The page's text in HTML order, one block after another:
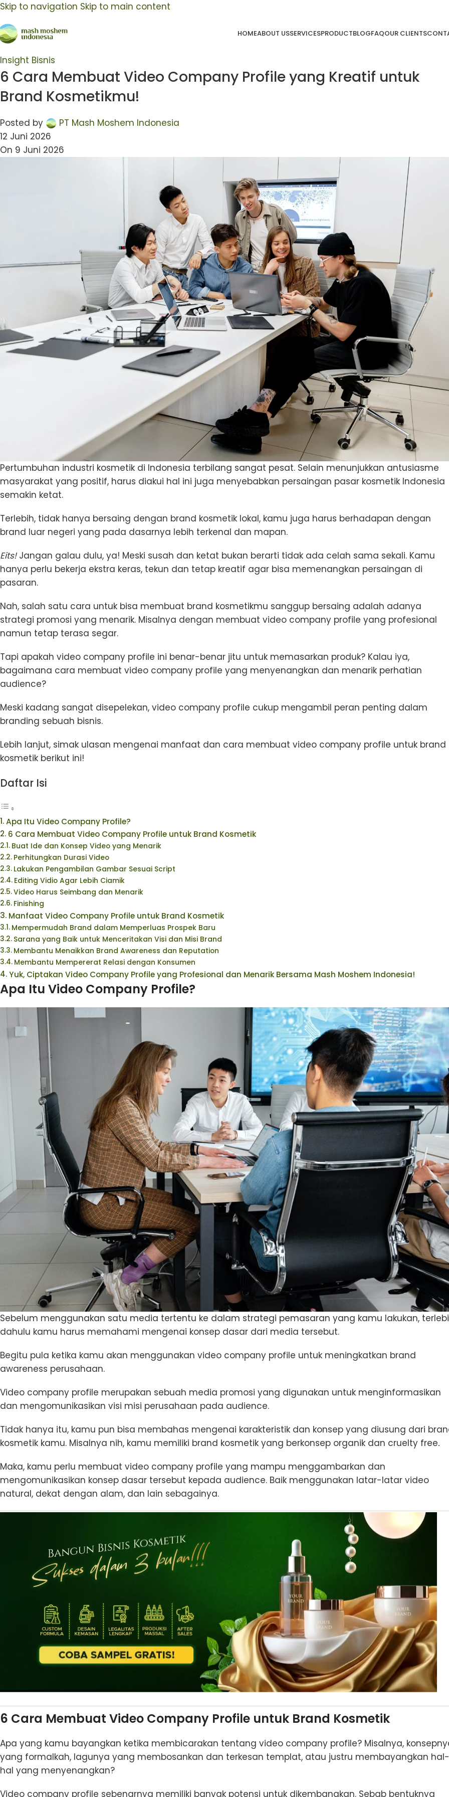
Skip to navigation Skip to main content
HOMEABOUT USSERVICESPRODUCTBLOGFAQOUR CLIENTS
Insight Bisnis
6 Cara Membuat Video Company Profile yang Kreatif untuk
Brand Kosmetikmu!
Posted by
PT Mash Moshem Indonesia
12 Juni 2026
On 9 Juni 2026
Pertumbuhan industri kosmetik di Indonesia terbilang sangat pesat. Selain menunjukkan antusiasme
masyarakat yang positif, harus diakui hal ini juga menyebabkan persaingan pasar kosmetik Indonesia
semakin ketat.
Terlebih, tidak hanya bersaing dengan brand kosmetik lokal, kamu juga harus berhadapan dengan
brand luar negeri yang pada dasarnya lebih terkenal dan mapan.
Eits!Jangan galau dulu, ya! Meski susah dan ketat bukan berarti tidak ada celah sama sekali. Kamu
hanya perlu bekerja ekstra keras, tekun dan tetap kreatif agar bisa memenangkan persaingan di
pasaran.
Nah, salah satu cara untuk bisa membuat brand kosmetikmu sanggup bersaing adalah adanya
strategi promosi yang menarik. Misalnya dengan membuat video company profile yang profesional
namun tetap terasa segar.
Tapi apakah video company profile ini benar-benar jitu untuk memasarkan produk? Kalau iya,
bagaimana cara membuat video company profile yang menyenangkan dan menarik perhatian
audience?
Meski kadang sangat disepelekan, video company profile cukup mengambil peran penting dalam
branding sebuah bisnis.
Lebih lanjut, simak ulasan mengenai manfaat dan cara membuat video company profile untuk brand
kosmetik berikut ini!
Daftar Isi
Apa Itu Video Company Profile?
6 Cara Membuat Video Company Profile untuk Brand Kosmetik
Buat Ide dan Konsep Video yang Menarik
Perhitungkan Durasi Video
Lakukan Pengambilan Gambar Sesuai Script
Editing Vidio Agar Lebih Ciamik
Video Harus Seimbang dan Menarik
Finishing
Manfaat Video Company Profile untuk Brand Kosmetik
Mempermudah Brand dalam Memperluas Prospek Baru
Sarana yang Baik untuk Menceritakan Visi dan Misi Brand
Membantu Menaikkan Brand Awareness dan Reputation
Membantu Mempererat Relasi dengan Konsumen
Yuk, Ciptakan Video Company Profile yang Profesional dan Menarik Bersama Mash Moshem Indonesia!
Apa Itu Video Company Profile?
Sebelum menggunakan satu media tertentu ke dalam strategi pemasaran yang kamu lakukan,
dahulu kamu harus memahami mengenai konsep dasar dari media tersebut.
Begitu pula ketika kamu akan menggunakan video company profile untuk meningkatkan brand
awareness perusahaan.
Video company profile merupakan sebuah media promosi yang digunakan untuk menginformasikan
dan mengomunikasikan visi misi perusahaan pada audience.
Tidak hanya itu, kamu pun bisa membahas mengenai karakteristik dan konsep yang diusung dari
kosmetik kamu. Misalnya nih, kamu memiliki brand kosmetik yang berkonsep organik dan cruelty free.
Maka, kamu perlu membuat video company profile yang mampu menggambarkan dan
mengomunikasikan konsep dasar tersebut kepada audience. Baik menggunakan latar-latar video
natural, dekat dengan alam, dan lain sebagainya.
6 Cara Membuat Video Company Profile untuk Brand Kosmetik
Apa yang kamu bayangkan ketika membicarakan tentang video company profile? Misalnya,
yang formalkah, lagunya yang membosankan dan terkesan templat, atau justru membayangkan hal-
hal yang menyenangkan?
Video company profile sebenarnya memiliki banyak potensi untuk dikembangkan. Sebab bentuknya